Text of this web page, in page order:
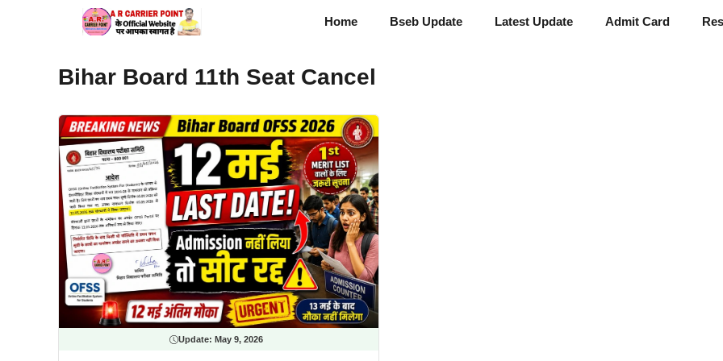
Home Bseb Update Latest Update Admit Card
Bihar Board 11th Seat Cancel
Update:May 9, 2026